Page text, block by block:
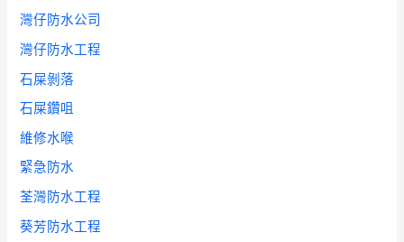
灣仔防水公司
灣仔防水工程
石屎剝落
石屎鑽咀
維修水喉
緊急防水
荃灣防水工程
葵芳防水工程